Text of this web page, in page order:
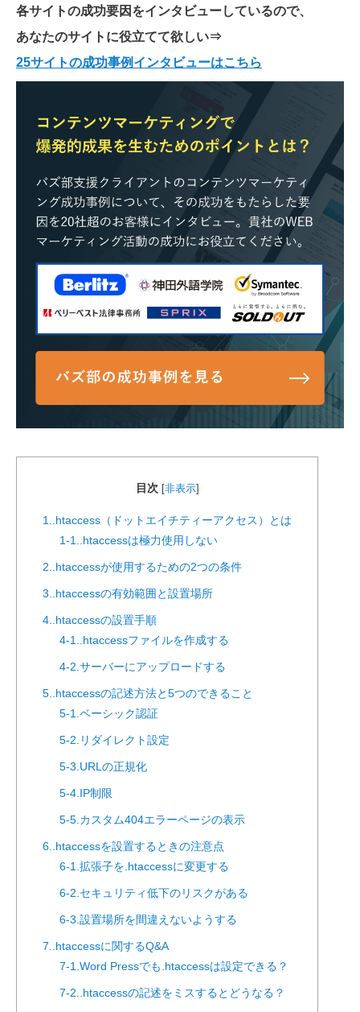
各サイトの成功要因をインタビューしているので、
あなたのサイトに役立てて欲しい⇒
25サイトの成功事例インタビューはこちら
目次 非表示]
1..htaccess（ドットエイチティーアクセス）とは
1-1..htaccessは極力使用しない
2..htaccessが使用するための2つの条件
3..htaccessの有効範囲と設置場所
4..htaccessの設置手順
4-1..htaccessファイルを作成する
4-2.サーバーにアップロードする
5..htaccessの記述方法と5つのできること
5-1.ベーシック認証
5-2.リダイレクト設定
5-3.URLの正規化
5-4.IP制限
5-5.カスタム404エラーページの表示
6..htaccessを設置するときの注意点
6-1.拡張子を.htaccessに変更する
6-2.セキュリティ低下のリスクがある
6-3.設置場所を間違えないようする
7..htaccessに関するQ&A
7-1.Word Pressでも.htaccessは設定できる？
7-2..htaccessの記述をミスするとどうなる？